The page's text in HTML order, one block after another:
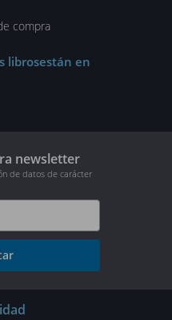
compra
librosestán en
newsletter
de datos de carácter